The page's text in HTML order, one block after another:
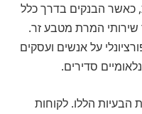
כאשר הבנקים בדרך כלל
עבור שירותי המרת מטבע זר.
על אנשים ועסקים
סדירים.
הללו. לקוחות